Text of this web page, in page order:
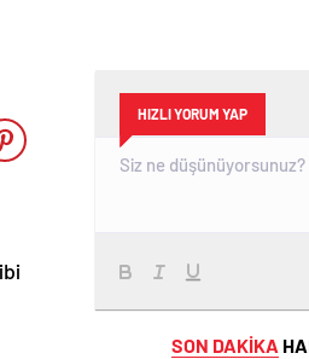
HIZLI YORUM YAP
SON DAKİKA